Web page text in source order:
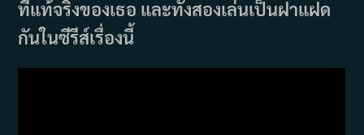
ที่แท้จริงของเธอ และทั้งสองเล่นเป็นฝาแฝด
กันในซีรีส์เรื่องนี้